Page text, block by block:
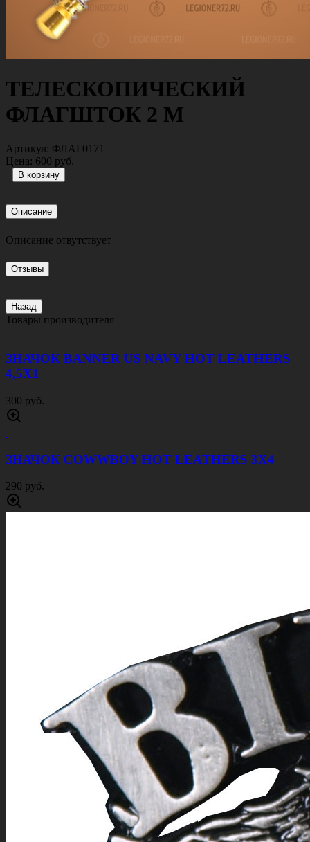
ТЕЛЕСКОПИЧЕСКИЙ
ФЛАГШТОК 2 М
Артикул: ФЛАГ0171
Цена: 600 руб.
Описание
Описание отвутствует
Отзывы
Назад
Товары производителя
ЗНАЧОК BANNER US NAVY HOT LEATHERS
4,5Х1
300 руб.
ЗНАЧОК COWWBOY HOT LEATHERS 3Х4
290 руб.